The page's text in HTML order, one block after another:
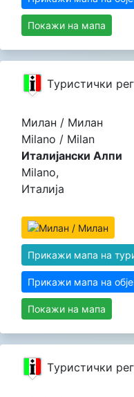
Покажи на мапа
Tуристички
Милан / Милан
Milano / Milan
Италијански Алпи
Milano,
Италија
Прикажи мапа на
Прикажи мапа на
Покажи на мапа
Tуристички